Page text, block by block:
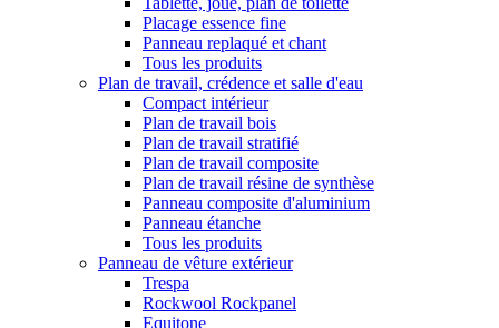
Placage essence fine
Panneau replaqué et chant
Tous les produits
Plan de travail, crédence et salle d'eau
Compact intérieur
Plan de travail bois
Plan de travail stratifié
Plan de travail composite
Plan de travail résine de synthèse
Panneau composite d'aluminium
Panneau étanche
Tous les produits
Panneau de vêture extérieur
Trespa
Rockwool Rockpanel
Equitone